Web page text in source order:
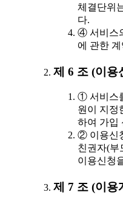
체결단위
다.
④ 서비스
에 관한
제 6 조 (이용
① 서비스
원이 지정
하여 가입
② 이용신
친권자(부
이용신청
제 7 조 (이용